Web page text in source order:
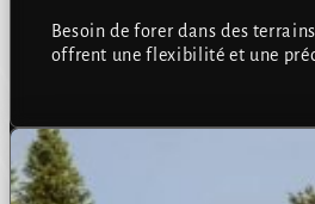
Besoin de forer dans des
offrent une flexibilité et une